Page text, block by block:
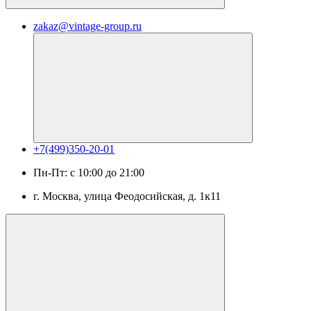
zakaz@vintage-group.ru
+7(499)350-20-01
Пн-Пт: с 10:00 до 21:00
г. Москва, ​улица Феодосийская, д. 1к11